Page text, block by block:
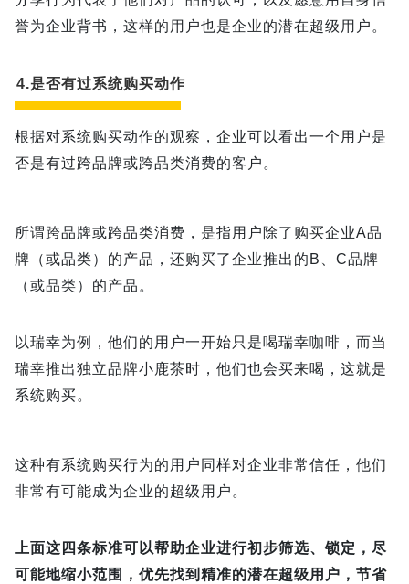
誉为企业背书，这样的用户也是企业的潜在超级用户。
4.是否有过系统购买动作
根据对系统购买动作的观察，企业可以看出一个用户是
否是有过跨品牌或跨品类消费的客户。
所谓跨品牌或跨品类消费，是指用户除了购买企业A品
牌（或品类）的产品，还购买了企业推出的B、C品牌
（或品类）的产品。
以瑞幸为例，他们的用户一开始只是喝瑞幸咖啡，而当
瑞幸推出独立品牌小鹿茶时，他们也会买来喝，这就是
系统购买。
这种有系统购买行为的用户同样对企业非常信任，他们
非常有可能成为企业的超级用户。
上面这四条标准可以帮助企业进行初步筛选、锁定，尽
可能地缩小范围，优先找到精准的潜在超级用户，节省